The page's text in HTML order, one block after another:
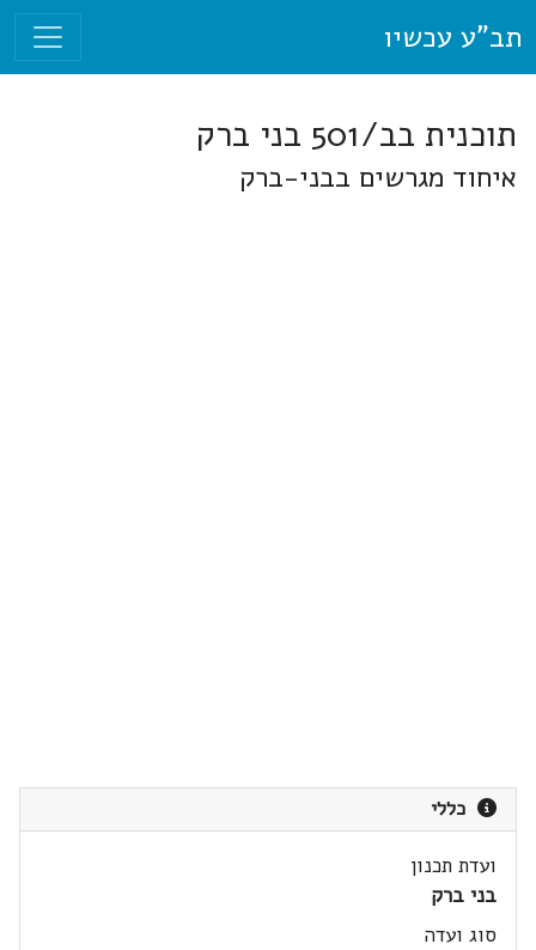
תב"ע עכשיו
תוכנית בב/501 בני ברק
איחוד מגרשים בבני-ברק
כללי
ועדת תכנון
בני ברק
סוג ועדה